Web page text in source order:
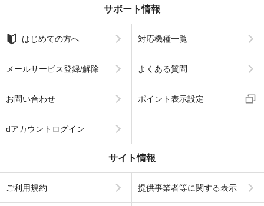
サポート情報
はじめての方へ 対応機種一覧
メールサービス登録/解除 よくある質問
お問い合わせ ポイント表示設定
dアカウントログイン
サイト情報
ご利用規約 提供事業者等に関する表示